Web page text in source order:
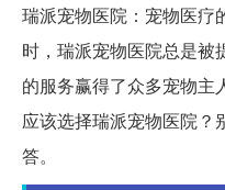
瑞派宠物医院：宠物医疗
时，瑞派宠物医院总是被
的服务赢得了众多宠物主
应该选择瑞派宠物医院？
答。